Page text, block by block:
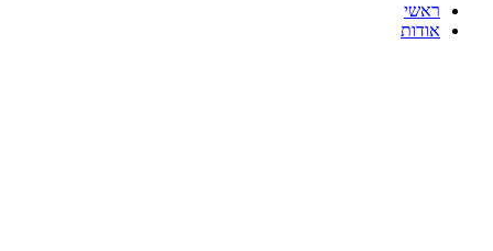
ראשי
אודות